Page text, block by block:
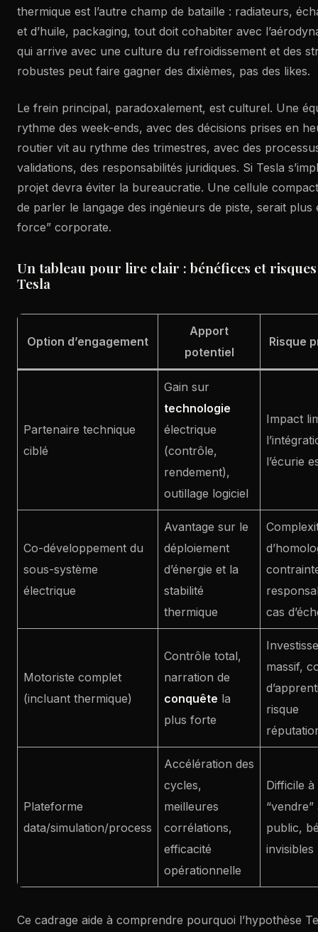
thermique est l’autre champ de bataille : radiateurs,
et d’huile, packaging, tout doit cohabiter avec
qui arrive avec une culture du refroidissement et des
robustes peut faire gagner des dixièmes, pas des likes.
Le frein principal, paradoxalement, est culturel. Une
rythme des week-ends, avec des décisions prises en
routier vit au rythme des trimestres, avec des
validations, des responsabilités juridiques. Si Tesla
projet devra éviter la bureaucratie. Une cellule
de parler le langage des ingénieurs de piste, serait plus
force” corporate.
Un tableau pour lire clair : bénéfices et
Tesla
Option d’engagement
Apport
potentiel
Risque
Partenaire technique
ciblé
Gain sur
technologie
électrique
(contrôle,
rendement),
outillage logiciel
Impact
l’écurie
Co-développement du
sous-système
électrique
Avantage sur le
déploiement
d’énergie et la
stabilité
thermique
cas
Motoriste complet
(incluant thermique)
Contrôle total,
narration de
conquête la
plus forte
massif,
risque
Plateforme
data/simulation/process
Accélération des
cycles,
meilleures
corrélations,
efficacité
opérationnelle
Difficile à
“vendre”
public,
invisibles
Ce cadrage aide à comprendre pourquoi l’hypothèse